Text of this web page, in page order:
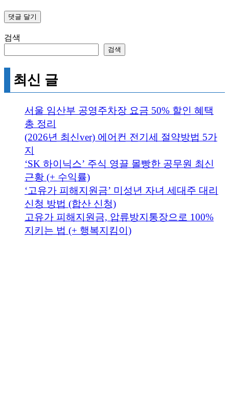
검색
검색
최신 글
서울 임산부 공영주차장 요금 50% 할인 혜택
총 정리
(2026년 최신ver) 에어컨 전기세 절약방법 5가
지
‘SK 하이닉스’ 주식 영끌 몰빵한 공무원 최신
근황 (+ 수익률)
‘고유가 피해지원금’ 미성년 자녀 세대주 대리
신청 방법 (합산 신청)
고유가 피해지원금, 압류방지통장으로 100%
지키는 법 (+ 행복지킴이)